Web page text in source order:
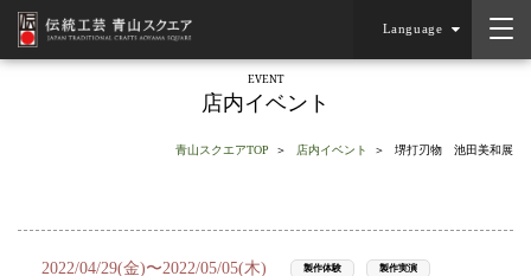
Language
EVENT
店内イベント
青山スクエアTOP 店内イベント 堺打刃物 池田美和展
2022/04/29(金)〜2022/05/05(木) 製作体験 製作実演